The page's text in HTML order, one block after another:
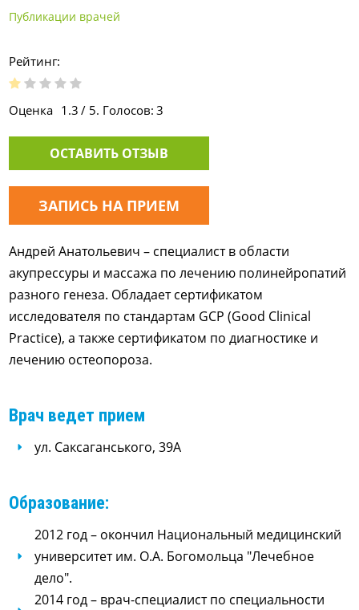
Публикации врачей
Рейтинг:
Оценка 1.3 / 5. Голосов: 3
ОСТАВИТЬ ОТЗЫВ
ЗАПИСЬ НА ПРИЕМ
Андрей Анатольевич – специалист в области
акупрессуры и массажа по лечению полинейропатий
разного генеза. Обладает сертификатом
исследователя по стандартам GCP (Good Clinical
Practice), а также сертификатом по диагностике и
лечению остеопороза.
Врач ведет прием
ул. Саксаганського, 39А
Образование:
2012 год – окончил Национальный медицинский
университет им. О.А. Богомольца "Лечебное
дело".
2014 год – врач-специалист по специальности